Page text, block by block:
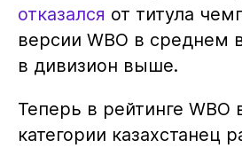
отказался от титула
версии WBO в среднем
в дивизион выше.
Теперь в рейтинге WBO
категории казахстанец